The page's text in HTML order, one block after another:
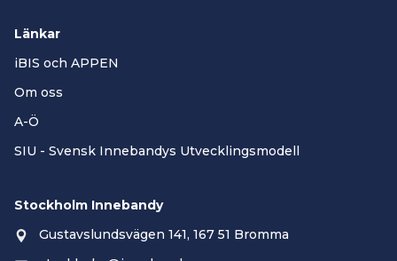
Länkar
iBIS och APPEN
Om oss
A-Ö
SIU - Svensk Innebandys Utvecklingsmodell
Stockholm Innebandy
Gustavslundsvägen 141, 167 51 Bromma